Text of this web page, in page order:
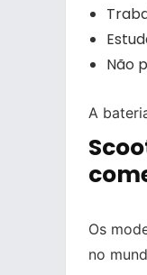
Não
A
Os
no